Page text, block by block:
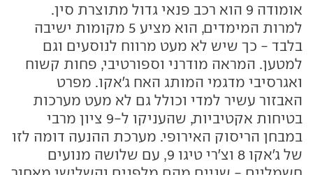
אומודה 9 הוא רכב פנאי גדול מתוצרת סין.
למרות המימדים, הוא מציע 5 מקומות ישיבה
בלבד - כך שיש לא מעט מרווח לנוסעים וגם
למטען. המראה מודרני וספורטיבי, פחות קשוח
ואגרסיבי מדגמי המותג האח ג'אקו. מפרט
האבזור עשיר למדי וכולל גם לא מעט מערכות
בטיחות אקטיביות, שהעניקו ל-9 ציון מרבי
במבחן הריסוק האירופי. מערכת ההנעה דומה לזו
של ג'אקו 8 וצ'רי טיגו 9, עם שלושה מנועים